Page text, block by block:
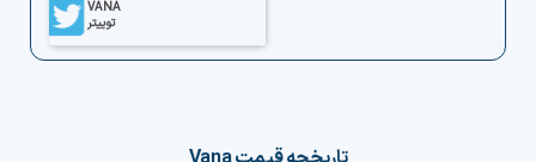
VANA
توییتر